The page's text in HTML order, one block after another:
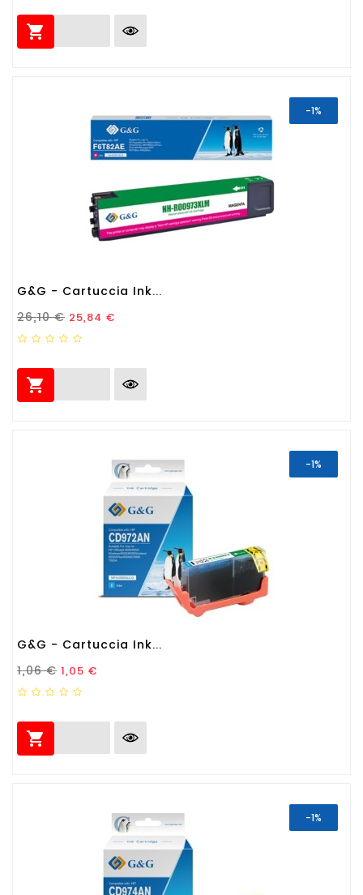

-1%
G&G - Cartuccia Ink...
Prezzo Standard
26,10 € Prezzo
25,84 €

-1%
G&G - Cartuccia Ink...
Prezzo Standard
1,06 € Prezzo
1,05 €

-1%